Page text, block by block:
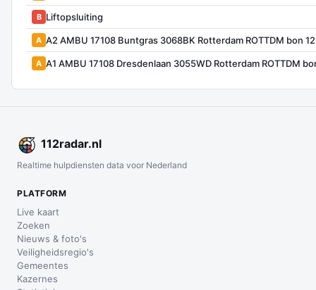
B Liftopsluiting
A A2 AMBU 17108 Buntgras 3068BK Rotterdam ROTTDM bon
A A1 AMBU 17108 Dresdenlaan 3055WD Rotterdam ROTTDM
112radar.nl
Realtime hulpdiensten data voor Nederland
PLATFORM
Live kaart
Zoeken
Nieuws & foto's
Veiligheidsregio's
Gemeentes
Kazernes